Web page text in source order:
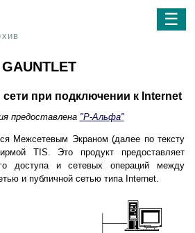
☰
GAUNTLET
при подключении к Internet
предоставлена "Р-Альфа"
Межсетевым Экраном (далее по тексту
TIS. Это продукт предоставляет
доступа и сетевых операций между
и публичной сетью типа Internet.